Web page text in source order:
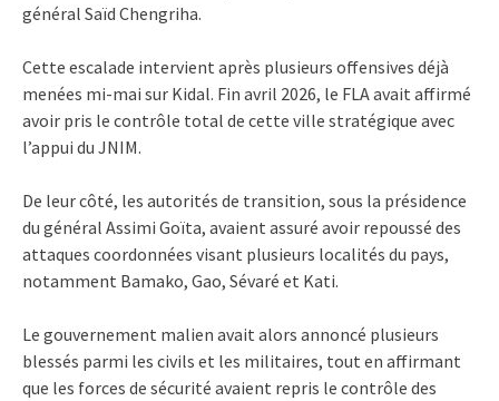
général Saïd Chengriha.
Cette escalade intervient après plusieurs offensives déjà
menées mi-mai sur Kidal. Fin avril 2026, le FLA avait affirmé
avoir pris le contrôle total de cette ville stratégique avec
l’appui du JNIM.
De leur côté, les autorités de transition, sous la présidence
du général Assimi Goïta, avaient assuré avoir repoussé des
attaques coordonnées visant plusieurs localités du pays,
notamment Bamako, Gao, Sévaré et Kati.
Le gouvernement malien avait alors annoncé plusieurs
blessés parmi les civils et les militaires, tout en affirmant
que les forces de sécurité avaient repris le contrôle des